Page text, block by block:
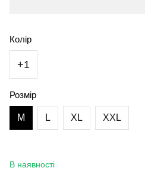
Колір
+1
Розмір
M L XL XXL
В наявності